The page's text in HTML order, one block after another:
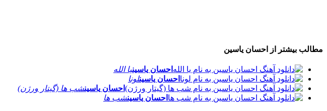
مطالب بیشتر از احسان یاسین
احسان یاسینیا الله
احسان یاسینلونا
احسان یاسینشب ها (گیتار ورژن)
احسان یاسینشب ها